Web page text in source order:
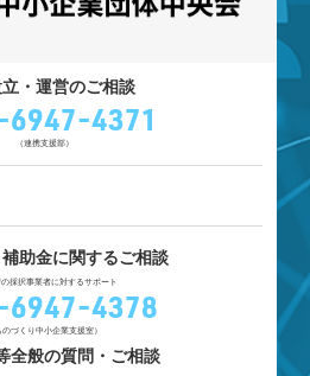
・運営のご相談
6947-4371
（連携支援部）
助金に関するご相談
採択事業者に対するサポート
6947-4378
のづくり中小企業支援室）
全般の質問・ご相談